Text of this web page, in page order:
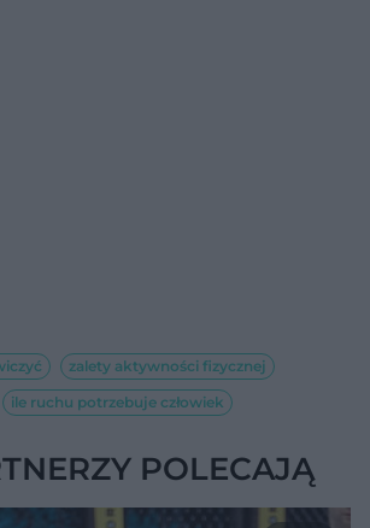
zalety aktywności fizycznej
ile ruchu potrzebuje człowiek
POLECAJĄ